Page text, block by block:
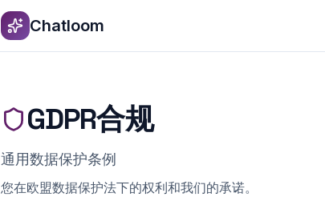
Chatloom
GDPR合规
通用数据保护条例
您在欧盟数据保护法下的权利和我们的承诺。